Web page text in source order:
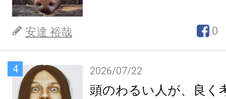
安達 裕哉 0
4 2026/07/22
頭のわるい人が、良く